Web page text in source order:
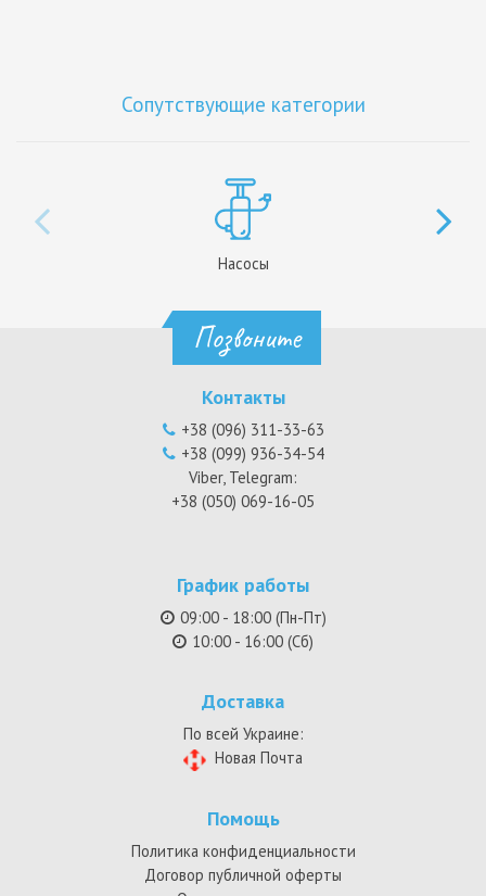
Сопутствующие категории
Насосы
Позвоните
Контакты
+38 (096) 311-33-63
+38 (099) 936-34-54
Viber, Telegram:
+38 (050) 069-16-05
График работы
09:00 - 18:00 (Пн-Пт)
10:00 - 16:00 (Сб)
Доставка
По всей Украине:
Новая Почта
Помощь
Политика конфиденциальности
Договор публичной оферты